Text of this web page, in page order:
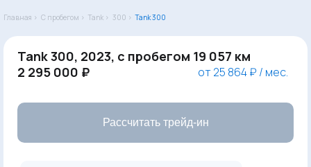
Главная › С пробегом › Tank › 300 › Tank 300
Tank 300, 2023, с пробегом 19 057 км
2 295 000 ₽
от 25 864 ₽ / мес.
Рассчитать трейд-ин